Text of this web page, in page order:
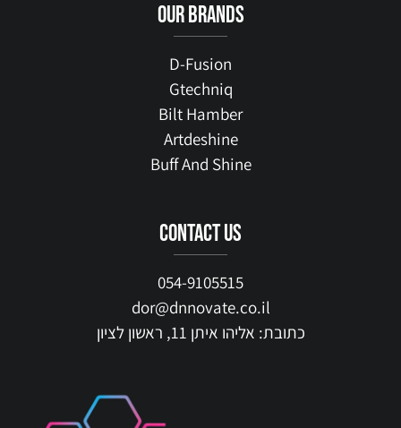
our brands
D-Fusion
Gtechniq
Bilt Hamber
Artdeshine
Buff And Shine
contact us
054-9105515
dor@dnnovate.co.il
כתובת: אליהו איתן 11, ראשון לציון